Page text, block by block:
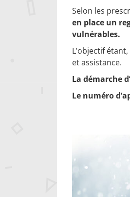
Selon les
en place un
vulnérables.
L’objectif
et assistance.
La démarche
Le numéro